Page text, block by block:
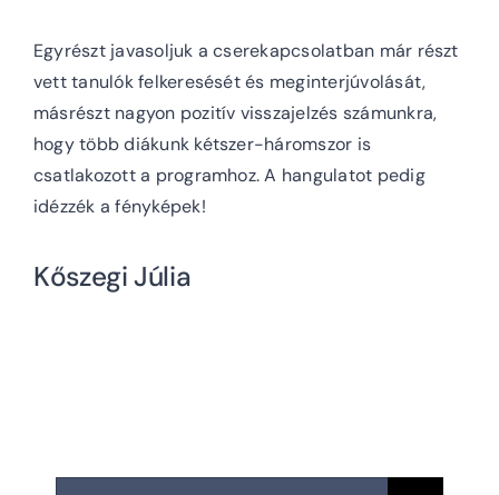
Egyrészt javasoljuk a cserekapcsolatban már részt
vett tanulók felkeresését és meginterjúvolását,
másrészt nagyon pozitív visszajelzés számunkra,
hogy több diákunk kétszer-háromszor is
csatlakozott a programhoz. A hangulatot pedig
idézzék a fényképek!
Kőszegi Júlia